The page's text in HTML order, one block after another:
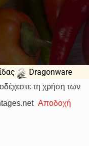
Dragonware
τη χρήση των
Αποδοχή